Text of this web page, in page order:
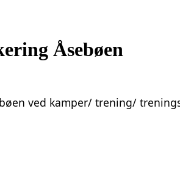
Åsebøen
ved kamper/ trening/